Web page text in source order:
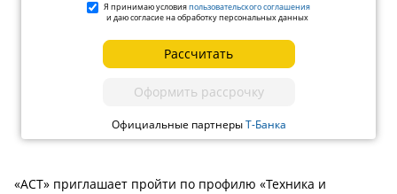
Я принимаю условияпользовательского соглашения
и даю согласие на обработку персональных данных
Рассчитать
Оформить рассрочку
Официальные партнерыТ-Банка
«АСТ» приглашает пройти по профилю «Техника и